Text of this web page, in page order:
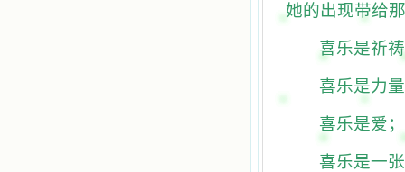
她的出现带给
喜乐是祈
喜乐是力
喜乐是爱；
喜乐是一